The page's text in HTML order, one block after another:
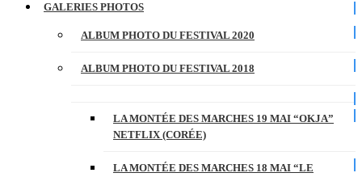
GALERIES PHOTOS
ALBUM PHOTO DU FESTIVAL 2020
ALBUM PHOTO DU FESTIVAL 2018
LA MONTÉE DES MARCHES 19 MAI “OKJA”
NETFLIX (CORÉE)
LA MONTÉE DES MARCHES 18 MAI “LE